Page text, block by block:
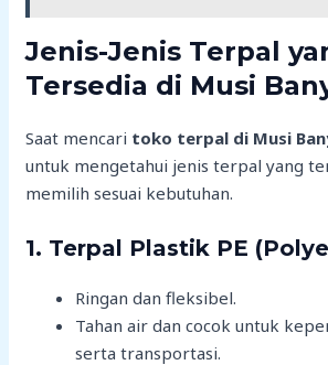
Jenis-Jenis Terpal
Tersedia di Musi
Saat mencari toko terpal di Musi
untuk mengetahui jenis terpal yang
memilih sesuai kebutuhan.
1. Terpal Plastik PE
Ringan dan fleksibel.
Tahan air dan cocok untuk
serta transportasi.